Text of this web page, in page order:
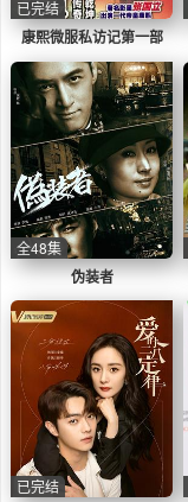
康熙微服私访记第一部
已完结
伪装者
全48集
已完结